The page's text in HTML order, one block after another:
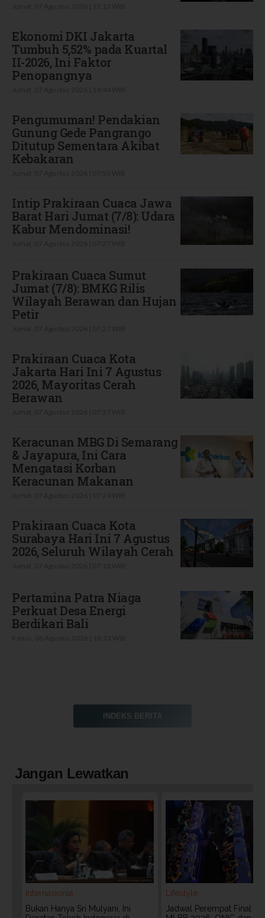
Ekonomi DKI Jakarta
Tumbuh 5,52% pada Kuartal
II-2026, Ini Faktor
Penopangnya
Pengumuman! Pendakian
Gunung Gede Pangrango
Ditutup Sementara Akibat
Kebakaran
Intip Prakiraan Cuaca Jawa
Barat Hari Jumat (7/8): Udara
Kabur Mendominasi!
Prakiraan Cuaca Sumut
Jumat (7/8): BMKG Rilis
Wilayah Berawan dan Hujan
Petir
Prakiraan Cuaca Kota
Jakarta Hari Ini 7 Agustus
2026, Mayoritas Cerah
Berawan
Keracunan MBG Di Semarang
& Jayapura, Ini Cara
Mengatasi Korban
Keracunan Makanan
Prakiraan Cuaca Kota
Surabaya Hari Ini 7 Agustus
2026, Seluruh Wilayah Cerah
Pertamina Patra Niaga
Perkuat Desa Energi
Berdikari Bali
INDEKS BERITA
Jangan Lewatkan
Internasional
Bukan Hanya Sri Mulyani, Ini
Lifestyle
Jadwal Perempat Final